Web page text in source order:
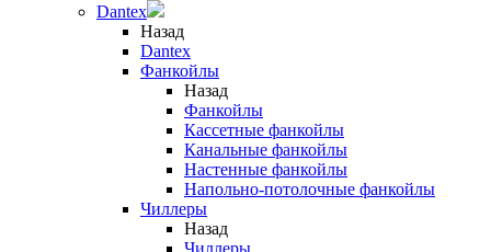
Dantex
Назад
Dantex
Фанкойлы
Назад
Фанкойлы
Кассетные фанкойлы
Канальные фанкойлы
Настенные фанкойлы
Напольно-потолочные фанкойлы
Чиллеры
Назад
Чиллеры